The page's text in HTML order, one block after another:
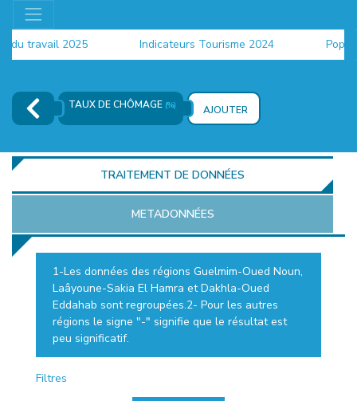
travail 2025 Indicateurs Tourisme 2024
TAUX DE CHÔMAGE (%) AJOUTER
TRAITEMENT DE DONNÉES
METADONNÉES
1-Les données des régions Guelmim-Oued Noun,
Laâyoune-Sakia El Hamra et Dakhla-Oued
Eddahab sont regroupées.2- Pour les autres
régions le signe "-" signifie que le résultat est
peu significatif.
Filtres